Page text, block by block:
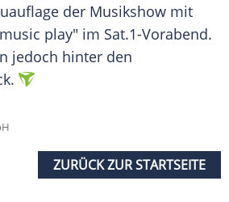
der Musikshow mit
play" im Sat.1-Vorabend.
jedoch hinter den
ZURÜCK ZUR STARTSEITE